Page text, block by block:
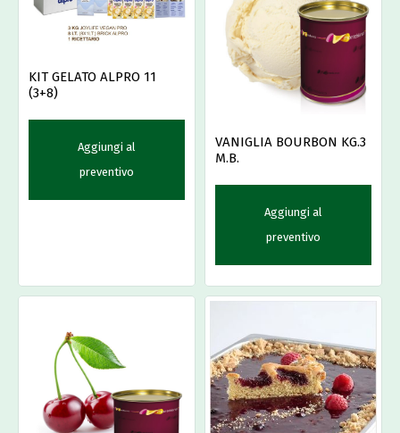
KIT GELATO ALPRO 11
(3+8)
Aggiungi al
preventivo
VANIGLIA BOURBON KG.3
M.B.
Aggiungi al
preventivo